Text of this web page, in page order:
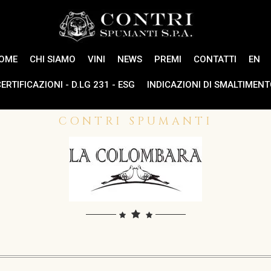
CHI SIAMO VINI NEWS PREMI CONTATTI EN
- D.LG 231 - ESG INDICAZIONI DI
CONTRI SPUMANTI